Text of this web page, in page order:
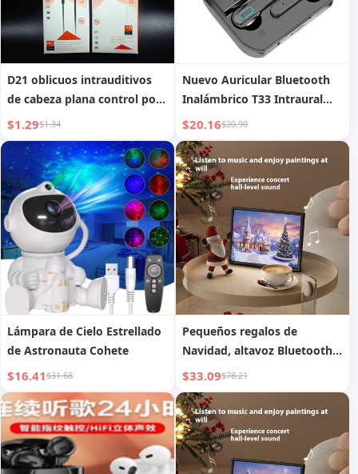
D21 oblicuos intrauditivos
de cabeza plana control por
cable con micrófono para
escuchar música compatible
con auriculares Huawei
Apple Android de orificio
redondo
$1.29$1.34
Nuevo Auricular Bluetooth
Inalámbrico T33 Intraural
con Cuatro Altavoces,
Estuche de Carga de Gran
Capacidad, Táctil, Modelo
Transfronterizo Superventas
$20.16$20.90
Lámpara de Cielo Estrellado
de Astronauta Cohete
$16.41$31.68
Pequeños regalos de
Navidad, altavoz Bluetooth
portátil para exteriores, para
uso doméstico, graves de
alta calidad para regalos de
niños
$33.09$78.21